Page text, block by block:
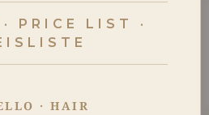
PRICE LIST ·
· HAIR